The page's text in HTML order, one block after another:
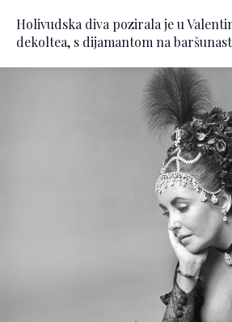
Holivudska diva pozirala je u
dekoltea, s dijamantom na